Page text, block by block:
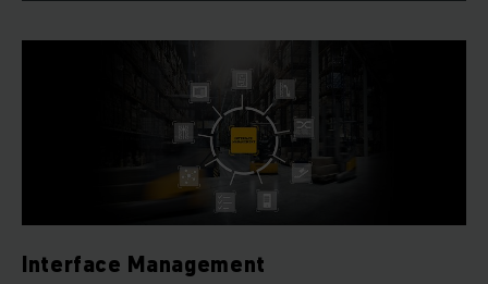
Interface Management